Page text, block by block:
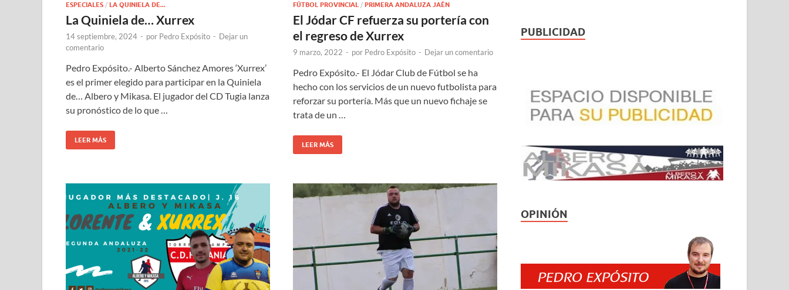
ESPECIALES / LA QUINIELA DE...
La Quiniela de… Xurrex
14 septiembre, 2024 - por Pedro Expósito - Dejar un
comentario
Pedro Expósito.- Alberto Sánchez Amores ‘Xurrex’
es el primer elegido para participar en la Quiniela
de… Albero y Mikasa. El jugador del CD Tugia lanza
su pronóstico de lo que …
LEER MÁS
FÚTBOL PROVINCIAL / PRIMERA ANDALUZA JAÉN
El Jódar CF refuerza su portería con
el regreso de Xurrex
9 marzo, 2022 - por Pedro Expósito - Dejar un comentario
Pedro Expósito.- El Jódar Club de Fútbol se ha
hecho con los servicios de un nuevo futbolista para
reforzar su portería. Más que un nuevo fichaje se
trata de un …
LEER MÁS
PUBLICIDAD
OPINIÓN